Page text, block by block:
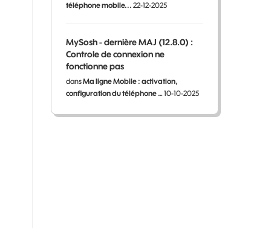
téléphone mobile... 22-12-2025
MySosh - dernière MAJ (12.8.0) :
Controle de connexion ne
fonctionne pas
dansMa ligne Mobile : activation,
configuration du téléphone …10-10-2025